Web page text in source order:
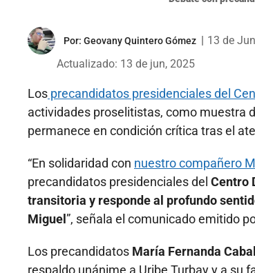
Por: Geovany Quintero Gómez
13 de
Actualizado: 13 de jun, 2025
Los precandidatos presidenciales del
actividades proselitistas, como muestra
permanece en condición crítica tras el
“En solidaridad con nuestro compañero
precandidatos presidenciales del Centro
transitoria y responde al profundo
Miguel ”, señala el comunicado emitido
Los precandidatos María Fernanda
respaldo unánime a Uribe Turbay y a su